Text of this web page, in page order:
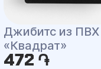
Джибитс из ПВХ
«Квадрат»
472 ֏